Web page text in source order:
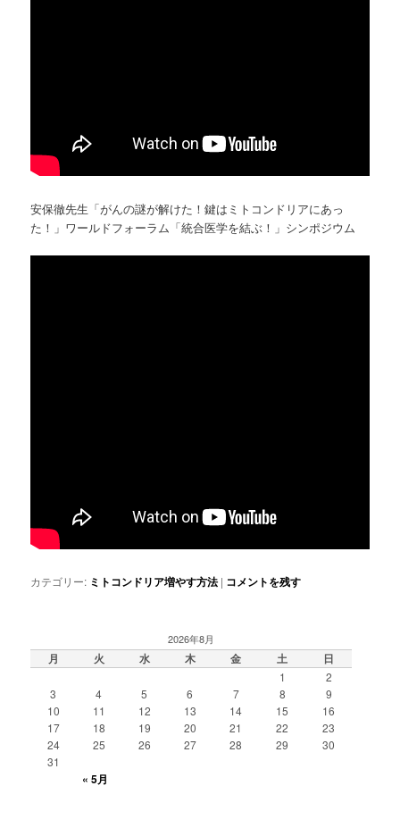
安保徹先生「がんの謎が解けた！鍵はミトコンドリアにあっ
た！」ワールドフォーラム「統合医学を結ぶ！」シンポジウム
カテゴリー: ミトコンドリア増やす方法 | コメントを残す
2026年8月
月 火 水 木 金 土 日
1
2
3
4 5 6 7 8
9
10
11 12 13 14 15
16
17
18 19 20 21 22
23
24
25 26 27 28 29
30
31
« 5月